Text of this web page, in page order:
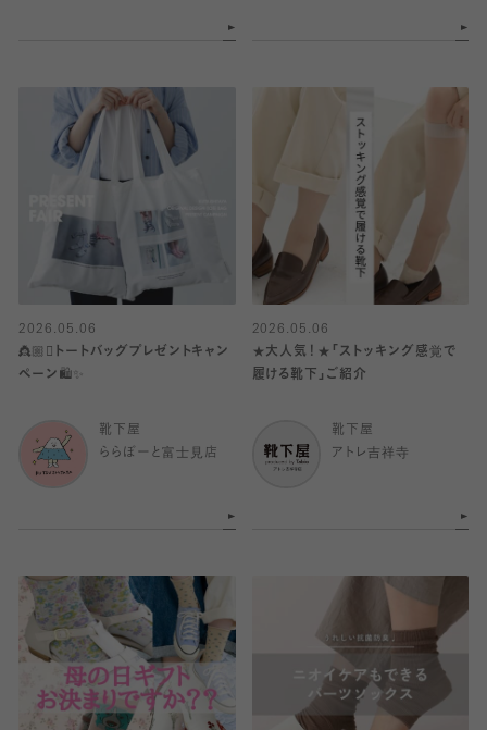
2026.05.06
👸🏼🫯トートバッグプレゼントキャン
ペーン🛍️✨
靴下屋
ららぽーと富士見店
2026.05.06
★大人気！★「ストッキング感覚で
履ける靴下」ご紹介
靴下屋
アトレ吉祥寺